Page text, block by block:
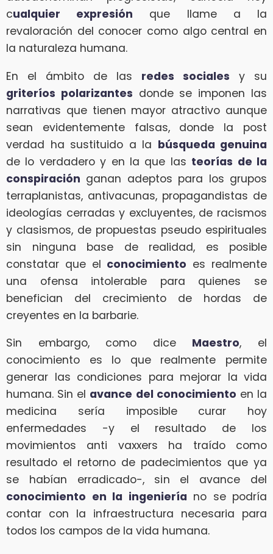
cualquier expresión que llame a la
revaloración del conocer como algo central en
la naturaleza humana.
En el ámbito de las redes sociales y su
griteríos polarizantes donde se imponen las
narrativas que tienen mayor atractivo aunque
sean evidentemente falsas, donde la post
verdad ha sustituido a la búsqueda genuina
de lo verdadero y en la que las teorías de la
conspiración ganan adeptos para los grupos
terraplanistas, antivacunas, propagandistas de
ideologías cerradas y excluyentes, de racismos
y clasismos, de propuestas pseudo espirituales
sin ninguna base de realidad, es posible
constatar que el conocimiento es realmente
una ofensa intolerable para quienes se
benefician del crecimiento de hordas de
creyentes en la barbarie.
Sin embargo, como dice Maestro, el
conocimiento es lo que realmente permite
generar las condiciones para mejorar la vida
humana. Sin el avance del conocimiento en la
medicina sería imposible curar hoy
enfermedades -y el resultado de los
movimientos anti vaxxers ha traído como
resultado el retorno de padecimientos que ya
se habían erradicado-, sin el avance del
conocimiento en la ingeniería no se podría
contar con la infraestructura necesaria para
todos los campos de la vida humana.